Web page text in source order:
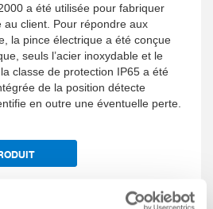
a été utilisée pour fabriquer
au client. Pour répondre aux
la pince électrique a été conçue
seuls l’acier inoxydable et le
classe de protection IP65 a été
de la position détecte
en outre une éventuelle perte.